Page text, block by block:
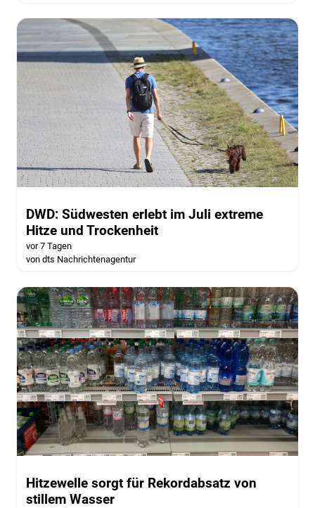
DWD: Südwesten erlebt im Juli extreme
Hitze und Trockenheit
vor 7 Tagen
von dts Nachrichtenagentur
Hitzewelle sorgt für Rekordabsatz von
stillem Wasser